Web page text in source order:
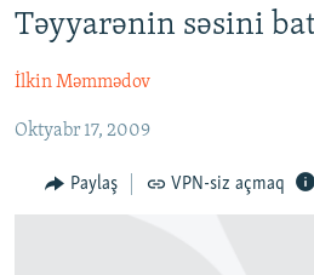
Əsas
naviqasiyaya
qayıt
keç
KORRUPSIOMETR
#ƏSLINDƏ
FƏRQƏ BAX
QANUNI DOĞRU
ARAŞDIRMA
Təyyarənin səsini
İlkin Məmmədov
Oktyabr 17, 2009
Paylaş VPN-siz açmaq